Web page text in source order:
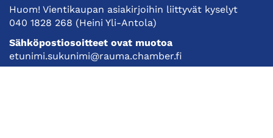
Huom! Vientikaupan asiakirjoihin liittyvät kyselyt
040 1828 268 (Heini Yli-Antola)
Sähköpostiosoitteet ovat muotoa
etunimi.sukunimi@rauma.chamber.fi